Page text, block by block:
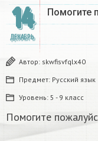
14
ДЕКАБРЬ
Помогите
Автор: skwfisvfqlx40
Предмет: Русский язык
Уровень: 5 - 9 класс
Помогите